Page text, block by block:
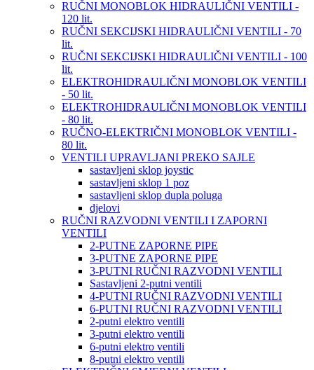
RUČNI MONOBLOK HIDRAULIČNI VENTILI -
120 lit.
RUČNI SEKCIJSKI HIDRAULIČNI VENTILI - 70
lit.
RUČNI SEKCIJSKI HIDRAULIČNI VENTILI - 100
lit.
ELEKTROHIDRAULIČNI MONOBLOK VENTILI
- 50 lit.
ELEKTROHIDRAULIČNI MONOBLOK VENTILI
- 80 lit.
RUČNO-ELEKTRIČNI MONOBLOK VENTILI -
80 lit.
VENTILI UPRAVLJANI PREKO SAJLE
sastavljeni sklop joystic
sastavljeni sklop 1 poz
sastavljeni sklop dupla poluga
djelovi
RUČNI RAZVODNI VENTILI I ZAPORNI
VENTILI
2-PUTNE ZAPORNE PIPE
3-PUTNE ZAPORNE PIPE
3-PUTNI RUČNI RAZVODNI VENTILI
Sastavljeni 2-putni ventili
4-PUTNI RUČNI RAZVODNI VENTILI
6-PUTNI RUČNI RAZVODNI VENTILI
2-putni elektro ventili
3-putni elektro ventili
6-putni elektro ventili
8-putni elektro ventili